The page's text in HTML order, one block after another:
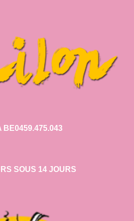
BE0459.475.043
SOUS 14 JOURS